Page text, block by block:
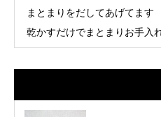
まとまりをだしてあげてます
乾かすだけでまとまりお手入